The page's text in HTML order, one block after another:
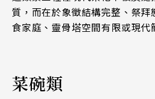
質，而在於象徵結構完整、祭拜
食家庭、靈骨塔空間有限或現代
菜碗類